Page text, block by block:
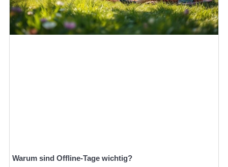
Warum sind Offline-Tage wichtig?